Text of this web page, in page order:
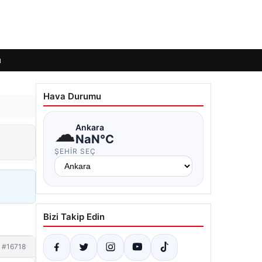
#16718
Hava Durumu
☁Ankara
NaN°C
ŞEHIR SEÇ
Bizi Takip Edin